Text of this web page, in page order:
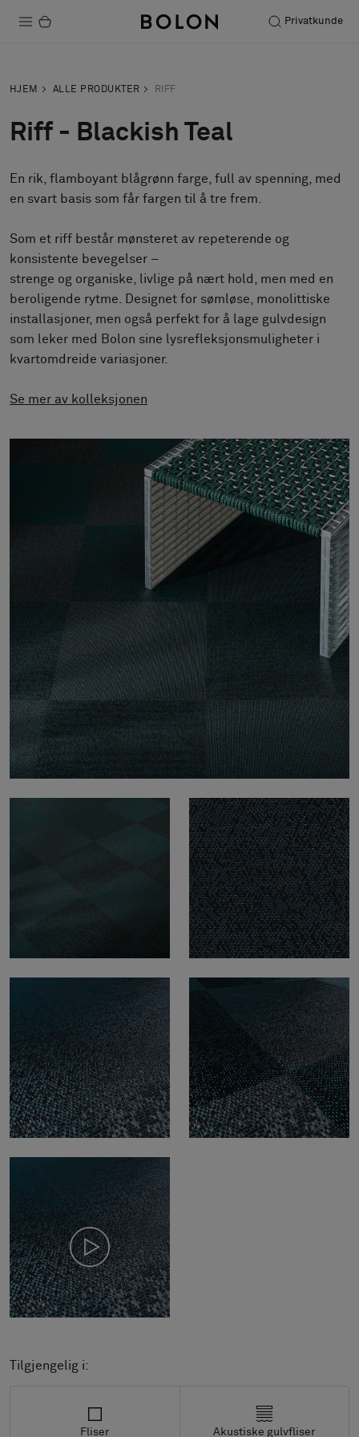
Privatkunde
Bærekraft
Installation
Samarbeid med designere
Stories
FAQ
Om oss
Pattern Tile Tool
HJEM ALLE PRODUKTER RIFF
Riff - Blackish Teal
En rik, flamboyant blågrønn farge, full av spenning, med
en svart basis som får fargen til å tre frem.
Som et riff består mønsteret av repeterende og
konsistente bevegelser –
strenge og organiske, livlige på nært hold, men med en
beroligende rytme. Designet for sømløse, monolittiske
installasjoner, men også perfekt for å lage gulvdesign
som leker med Bolon sine lysrefleksjonsmuligheter i
kvartomdreide variasjoner.
Se mer av kolleksjonen
Tilgjengelig i:
Fliser Akustiske gulvfliser